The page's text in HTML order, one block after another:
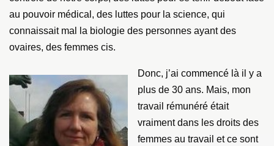
au pouvoir médical, des luttes pour la science, qui
connaissait mal la biologie des personnes ayant des
ovaires, des femmes cis.
Donc, j’ai commencé là il y a
plus de 30 ans. Mais, mon
travail rémunéré était
vraiment dans les droits des
femmes au travail et ce sont